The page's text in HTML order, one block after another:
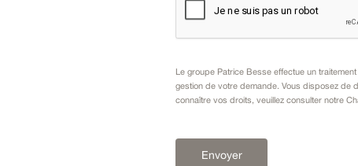
Le groupe Patrice Besse effectue un
gestion de votre demande. Vous disposez de
connaître vos droits, veuillez consulter notre
Envoyer